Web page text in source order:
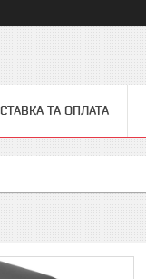
ТА ОПЛАТА